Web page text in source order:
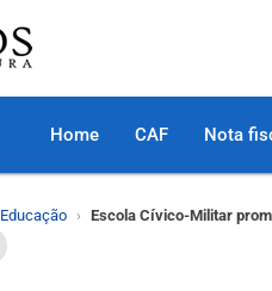
Home CAF Nota
Educação
Escola Cívico-Militar